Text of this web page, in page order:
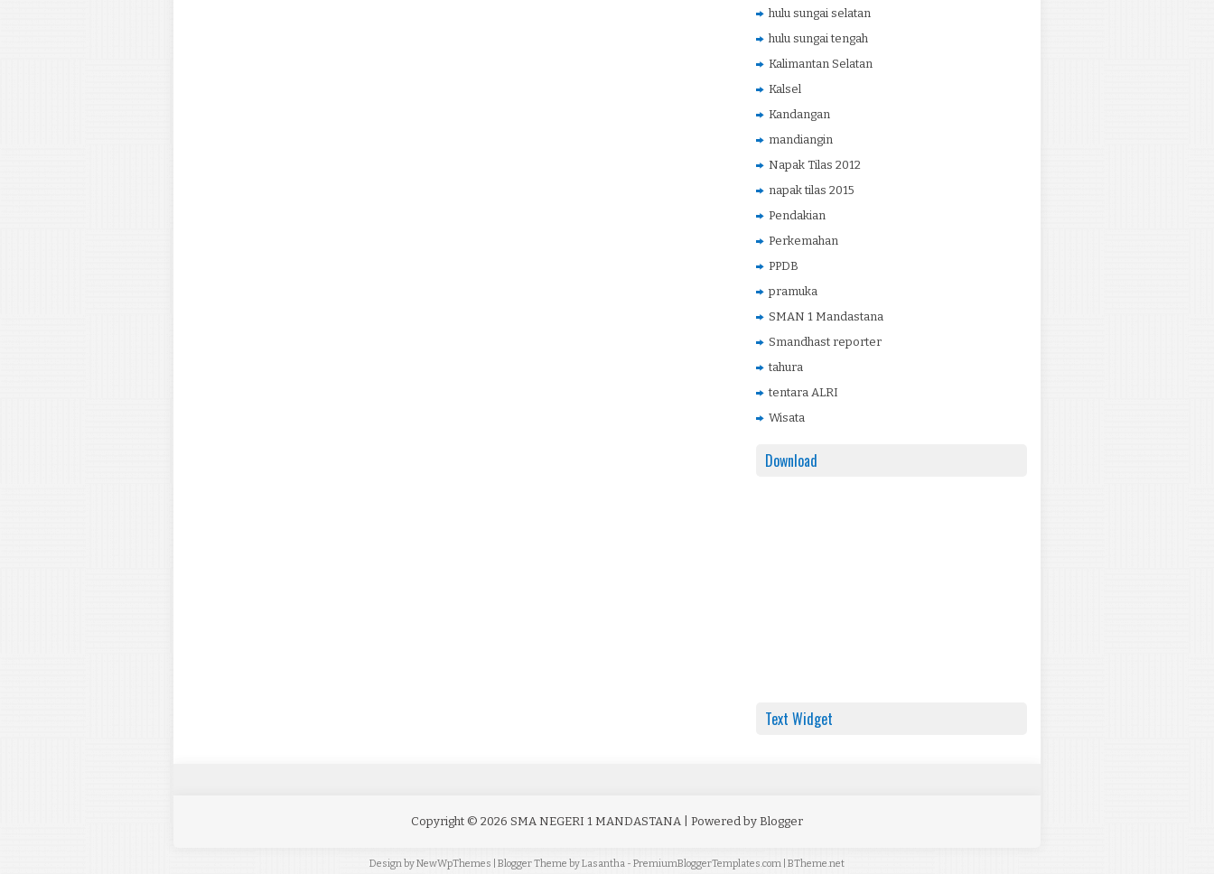
hulu sungai selatan
hulu sungai tengah
Kalimantan Selatan
Kalsel
Kandangan
mandiangin
Napak Tilas 2012
napak tilas 2015
Pendakian
Perkemahan
PPDB
pramuka
SMAN 1 Mandastana
Smandhast reporter
tahura
tentara ALRI
Wisata
Download
Text Widget
Copyright © 2026 SMA NEGERI 1 MANDASTANA | Powered by Blogger
Design byNewWpThemes | Blogger Theme byLasantha - PremiumBloggerTemplates.com BTheme.net